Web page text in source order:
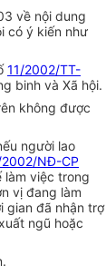
về nội dung
có ý kiến như
11/2002/TT-
binh và Xã hội.
không được
người lao
NĐ-CP
làm việc trong
vị đang làm
gian đã nhận trợ
ngũ hoặc